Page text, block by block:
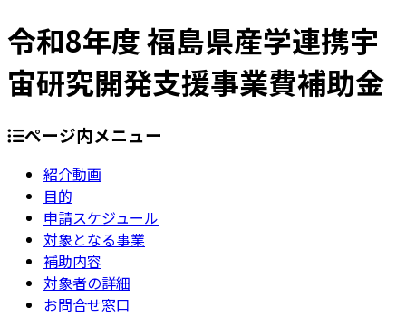
令和8年度 福島県産学連携宇
宙研究開発支援事業費補助金
ページ内メニュー
紹介動画
目的
申請スケジュール
対象となる事業
補助内容
対象者の詳細
お問合せ窓口